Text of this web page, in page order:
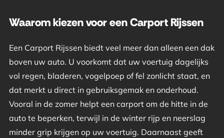
Waarom kiezen voor een Carport Rijssen
Een Carport Rijssen biedt veel meer dan alleen een dak
boven uw auto. U voorkomt dat uw voertuig dagelijks
vol regen, bladeren, vogelpoep of fel zonlicht staat, en
dat merkt u direct in gebruiksgemak en onderhoud.
Vooral in de zomer helpt een carport om de hitte in de
auto te beperken, terwijl in de winter rijp en neerslag
minder grip krijgen op uw voertuig. Daarnaast geeft